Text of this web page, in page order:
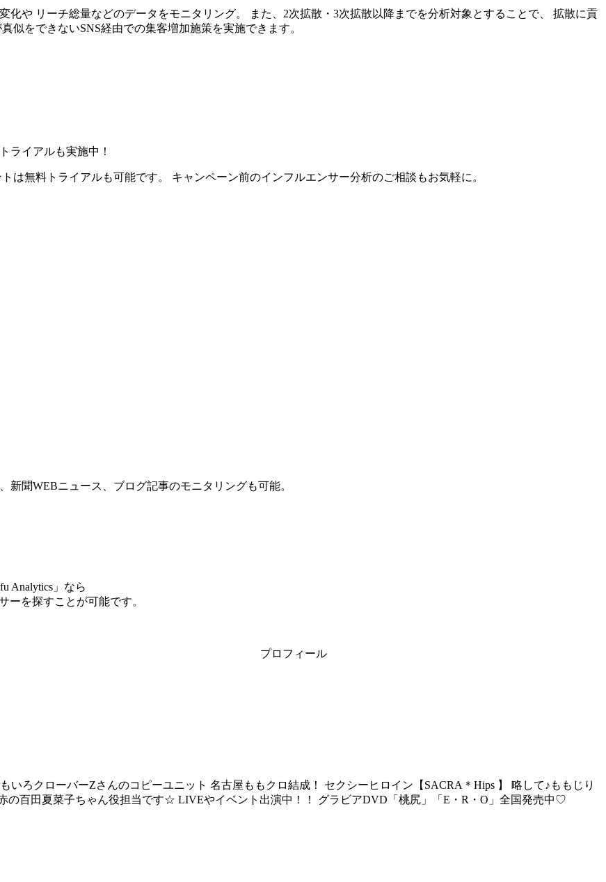
や リーチ総量などのデータをモニタリング。 また、2次拡散・3次拡散以降までを分析対象とすることで、 拡散に貢
似をできないSNS経由での集客増加施策を実施できます。
ライアルも実施中！
は無料トライアルも可能です。 キャンペーン前のインフルエンサー分析のご相談もお気軽に。
聞WEBニュース、ブログ記事のモニタリングも可能。
Analytics」なら
ーを探すことが可能です。
プロフィール
いろクローバーZさんのコピーユニット 名古屋ももクロ結成！ セクシーヒロイン【SACRA＊Hips 】 略して♪ももじり
の百田夏菜子ちゃん役担当です☆ LIVEやイベント出演中！！ グラビアDVD「桃尻」「E・R・O」全国発売中♡